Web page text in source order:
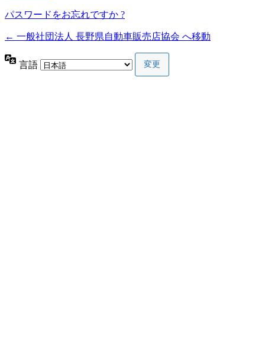
パスワードをお忘れですか ?
← 一般社団法人 長野県自動車販売店協会 へ移動
言語